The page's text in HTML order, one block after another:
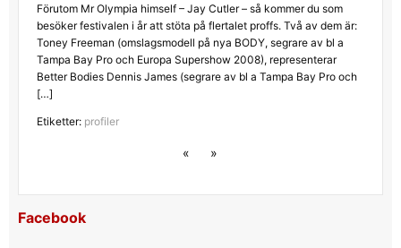
Förutom Mr Olympia himself – Jay Cutler – så kommer du som
besöker festivalen i år att stöta på flertalet proffs. Två av dem är:
Toney Freeman (omslagsmodell på nya BODY, segrare av bl a
Tampa Bay Pro och Europa Supershow 2008), representerar
Better Bodies Dennis James (segrare av bl a Tampa Bay Pro och
[…]
Etiketter: profiler
« »
Facebook